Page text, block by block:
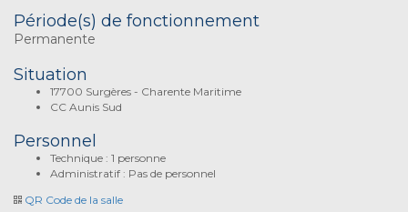
Période(s) de fonctionnement
Permanente
Situation
17700 Surgères - Charente Maritime
CC Aunis Sud
Personnel
Technique : 1 personne
Administratif : Pas de personnel
QR Code de la salle